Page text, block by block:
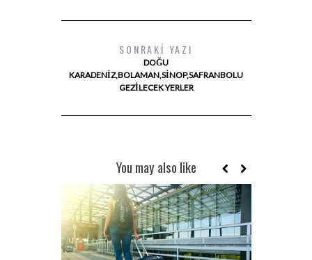
SONRAKI YAZI
DOĞU
KARADENIZ,BOLAMAN,SINOP,SAFRANBOLU
GEZILECEK YERLER
You may also like